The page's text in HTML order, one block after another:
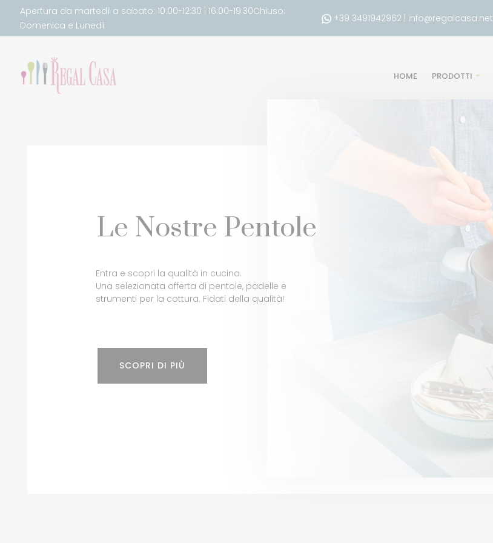
Apertura da martedì a sabato: 10:00-12:30 | 16:00-19:30Chiuso:
Domenica e Lunedì
+39 3491942962 info@regalcasa.net
HOME PRODOTTI
Entra e scopri la qualità in cucina.
Una selezionata offerta di pentole, padelle e
strumenti per la cottura. Fidati della qualità!
Le Nostre Pentole
SCOPRI DI PIÙ